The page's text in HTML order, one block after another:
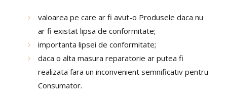
valoarea pe care ar fi avut-o Produsele daca nu
ar fi existat lipsa de conformitate;
importanta lipsei de conformitate;
daca o alta masura reparatorie ar putea fi
realizata fara un inconvenient semnificativ pentru
Consumator.